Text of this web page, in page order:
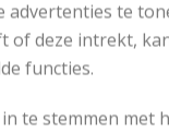
advertenties te
of deze intrekt,
functies.
te stemmen met
POSTS